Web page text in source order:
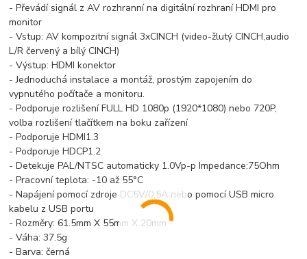
- Převádí signál z AV rozhranní na digitální rozhraní HDMI pro
monitor
- Vstup: AV kompozitní signál 3xCINCH (video-žlutý CINCH,audio
L/R červený a bílý CINCH)
- Výstup: HDMI konektor
- Jednoduchá instalace a montáž, prostým zapojením do
vypnutého počítače a monitoru.
- Podporuje rozlišení FULL HD 1080p (1920*1080) nebo 720P,
volba rozlišení tlačítkem na boku zařízení
- Podporuje HDMI1.3
- Podporuje HDCP1.2
- Detekuje PAL/NTSC automaticky 1.0Vp-p Impedance:75Ohm
- Pracovní teplota: -10 až 55°C
- Napájení pomocí zdroje DC5V/0,5A nebo pomocí USB micro
kabelu z USB portu
- Rozměry: 61.5mm X 55mm X 20mm
- Váha: 37.5g
- Barva: černá